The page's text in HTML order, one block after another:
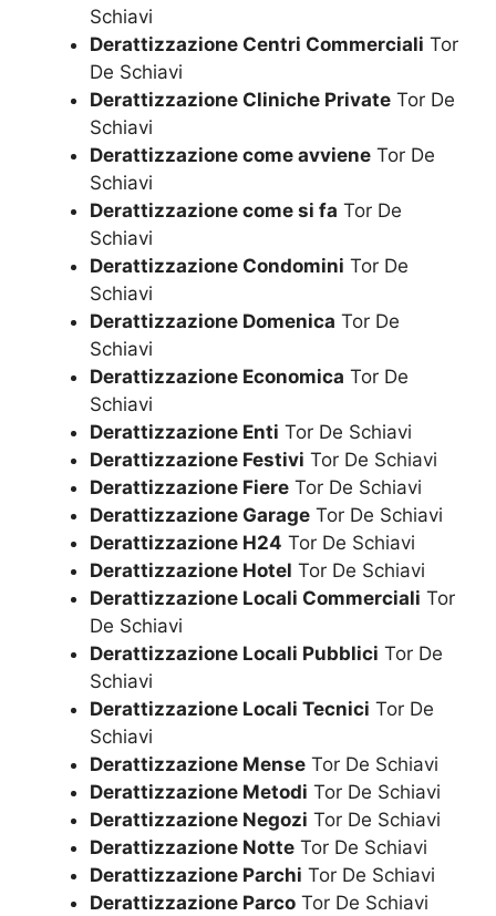
Schiavi
Derattizzazione Centri Commerciali Tor
De Schiavi
Derattizzazione Cliniche Private Tor De
Schiavi
Derattizzazione come avviene Tor De
Schiavi
Derattizzazione come si fa Tor De
Schiavi
Derattizzazione Condomini Tor De
Schiavi
Derattizzazione Domenica Tor De
Schiavi
Derattizzazione Economica Tor De
Schiavi
Derattizzazione Enti Tor De Schiavi
Derattizzazione Festivi Tor De Schiavi
Derattizzazione Fiere Tor De Schiavi
Derattizzazione Garage Tor De Schiavi
Derattizzazione H24 Tor De Schiavi
Derattizzazione Hotel Tor De Schiavi
Derattizzazione Locali Commerciali Tor
De Schiavi
Derattizzazione Locali Pubblici Tor De
Schiavi
Derattizzazione Locali Tecnici Tor De
Schiavi
Derattizzazione Mense Tor De Schiavi
Derattizzazione Metodi Tor De Schiavi
Derattizzazione Negozi Tor De Schiavi
Derattizzazione Notte Tor De Schiavi
Derattizzazione Parchi Tor De Schiavi
Derattizzazione Parco Tor De Schiavi